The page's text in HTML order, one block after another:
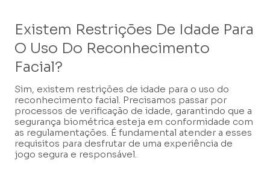
Existem Restrições De Idade Para
O Uso Do Reconhecimento
Facial?
Sim, existem restrições de idade para o uso do
reconhecimento facial. Precisamos passar por
processos de verificação de idade, garantindo que a
segurança biométrica esteja em conformidade com
as regulamentações. É fundamental atender a esses
requisitos para desfrutar de uma experiência de
jogo segura e responsável.